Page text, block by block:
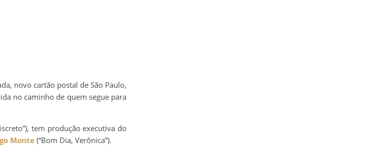
novo cartão postal de São Paulo,
no caminho de quem segue para
tem produção executiva do
Monte(“Bom Dia, Verônica”).